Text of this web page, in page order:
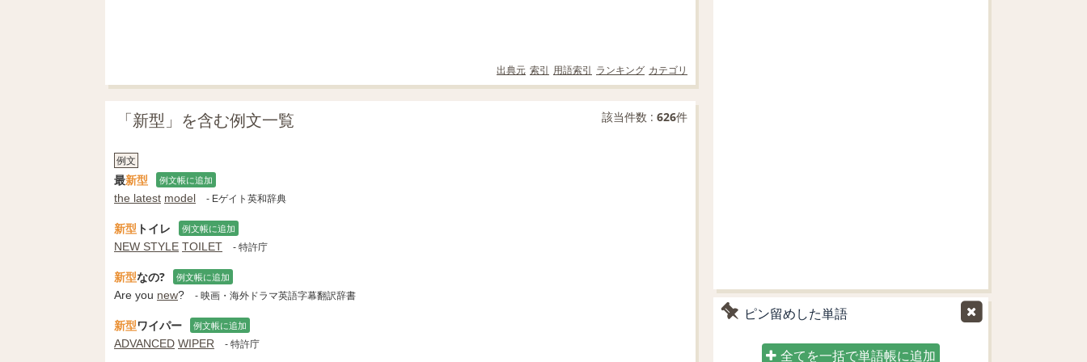
出典元 索引 用語索引 ランキング カテゴリ
「新型」を含む例文一覧 該当件数 : 626件
例文
最新型 例文帳に追加
the latest model - Eゲイト英和辞典
新型 トイレ 例文帳に追加
NEW STYLE TOILET - 特許庁
新型なの? 例文帳に追加
Are you new? - 映画・海外ドラマ英語字幕翻訳辞書
新型ワイパー 例文帳に追加
ADVANCED WIPER - 特許庁
ピン留めした単語
全てを一括で単語帳に追加